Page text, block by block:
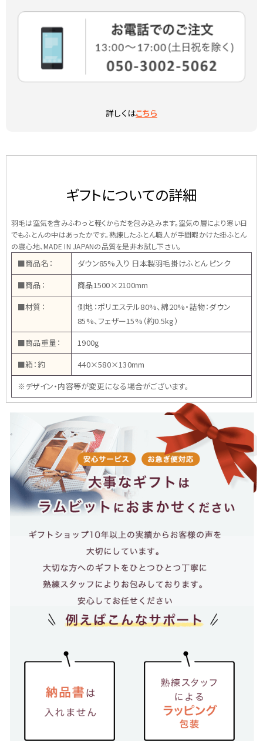
詳しくはこちら
ギフトについての詳細
羽毛は空気を含みふわっと軽くからだを包み込みます。空気の層により寒い日
でもふとんの中はあったかです。熟練したふとん職人が手間暇かけた掛ふとん
の寝心地、MADE IN JAPANの品質を是非お試し下さい。
■商品名：
ダウン85%入り 日本製羽毛掛けふとん ピンク
■商品：
商品1500×2100mm
■材質：
側地：ポリエステル80%、綿20%・詰物：ダウン
85%、フェザー15%（約0.5kg）
■商品重量：
1900g
■箱：約
440×580×130mm
※デザイン・内容等が変更になる場合がございます。